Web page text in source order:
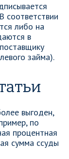
соответствии
либо на
в
займа).
выгоден,
по
процентная
сумма ссуды